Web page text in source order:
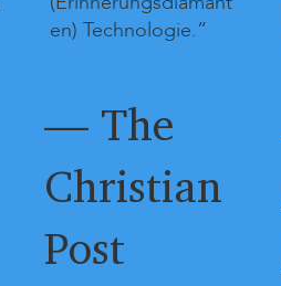
— The
Christian
Post
en) Technologie.”